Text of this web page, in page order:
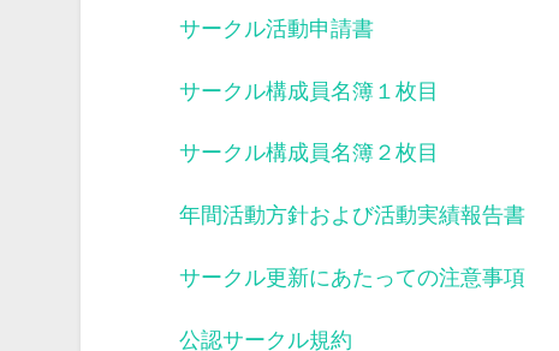
サークル活動申請書
サークル構成員名簿１枚目
サークル構成員名簿２枚目
年間活動方針および活動実績報告書
サークル更新にあたっての注意事項
公認サークル規約